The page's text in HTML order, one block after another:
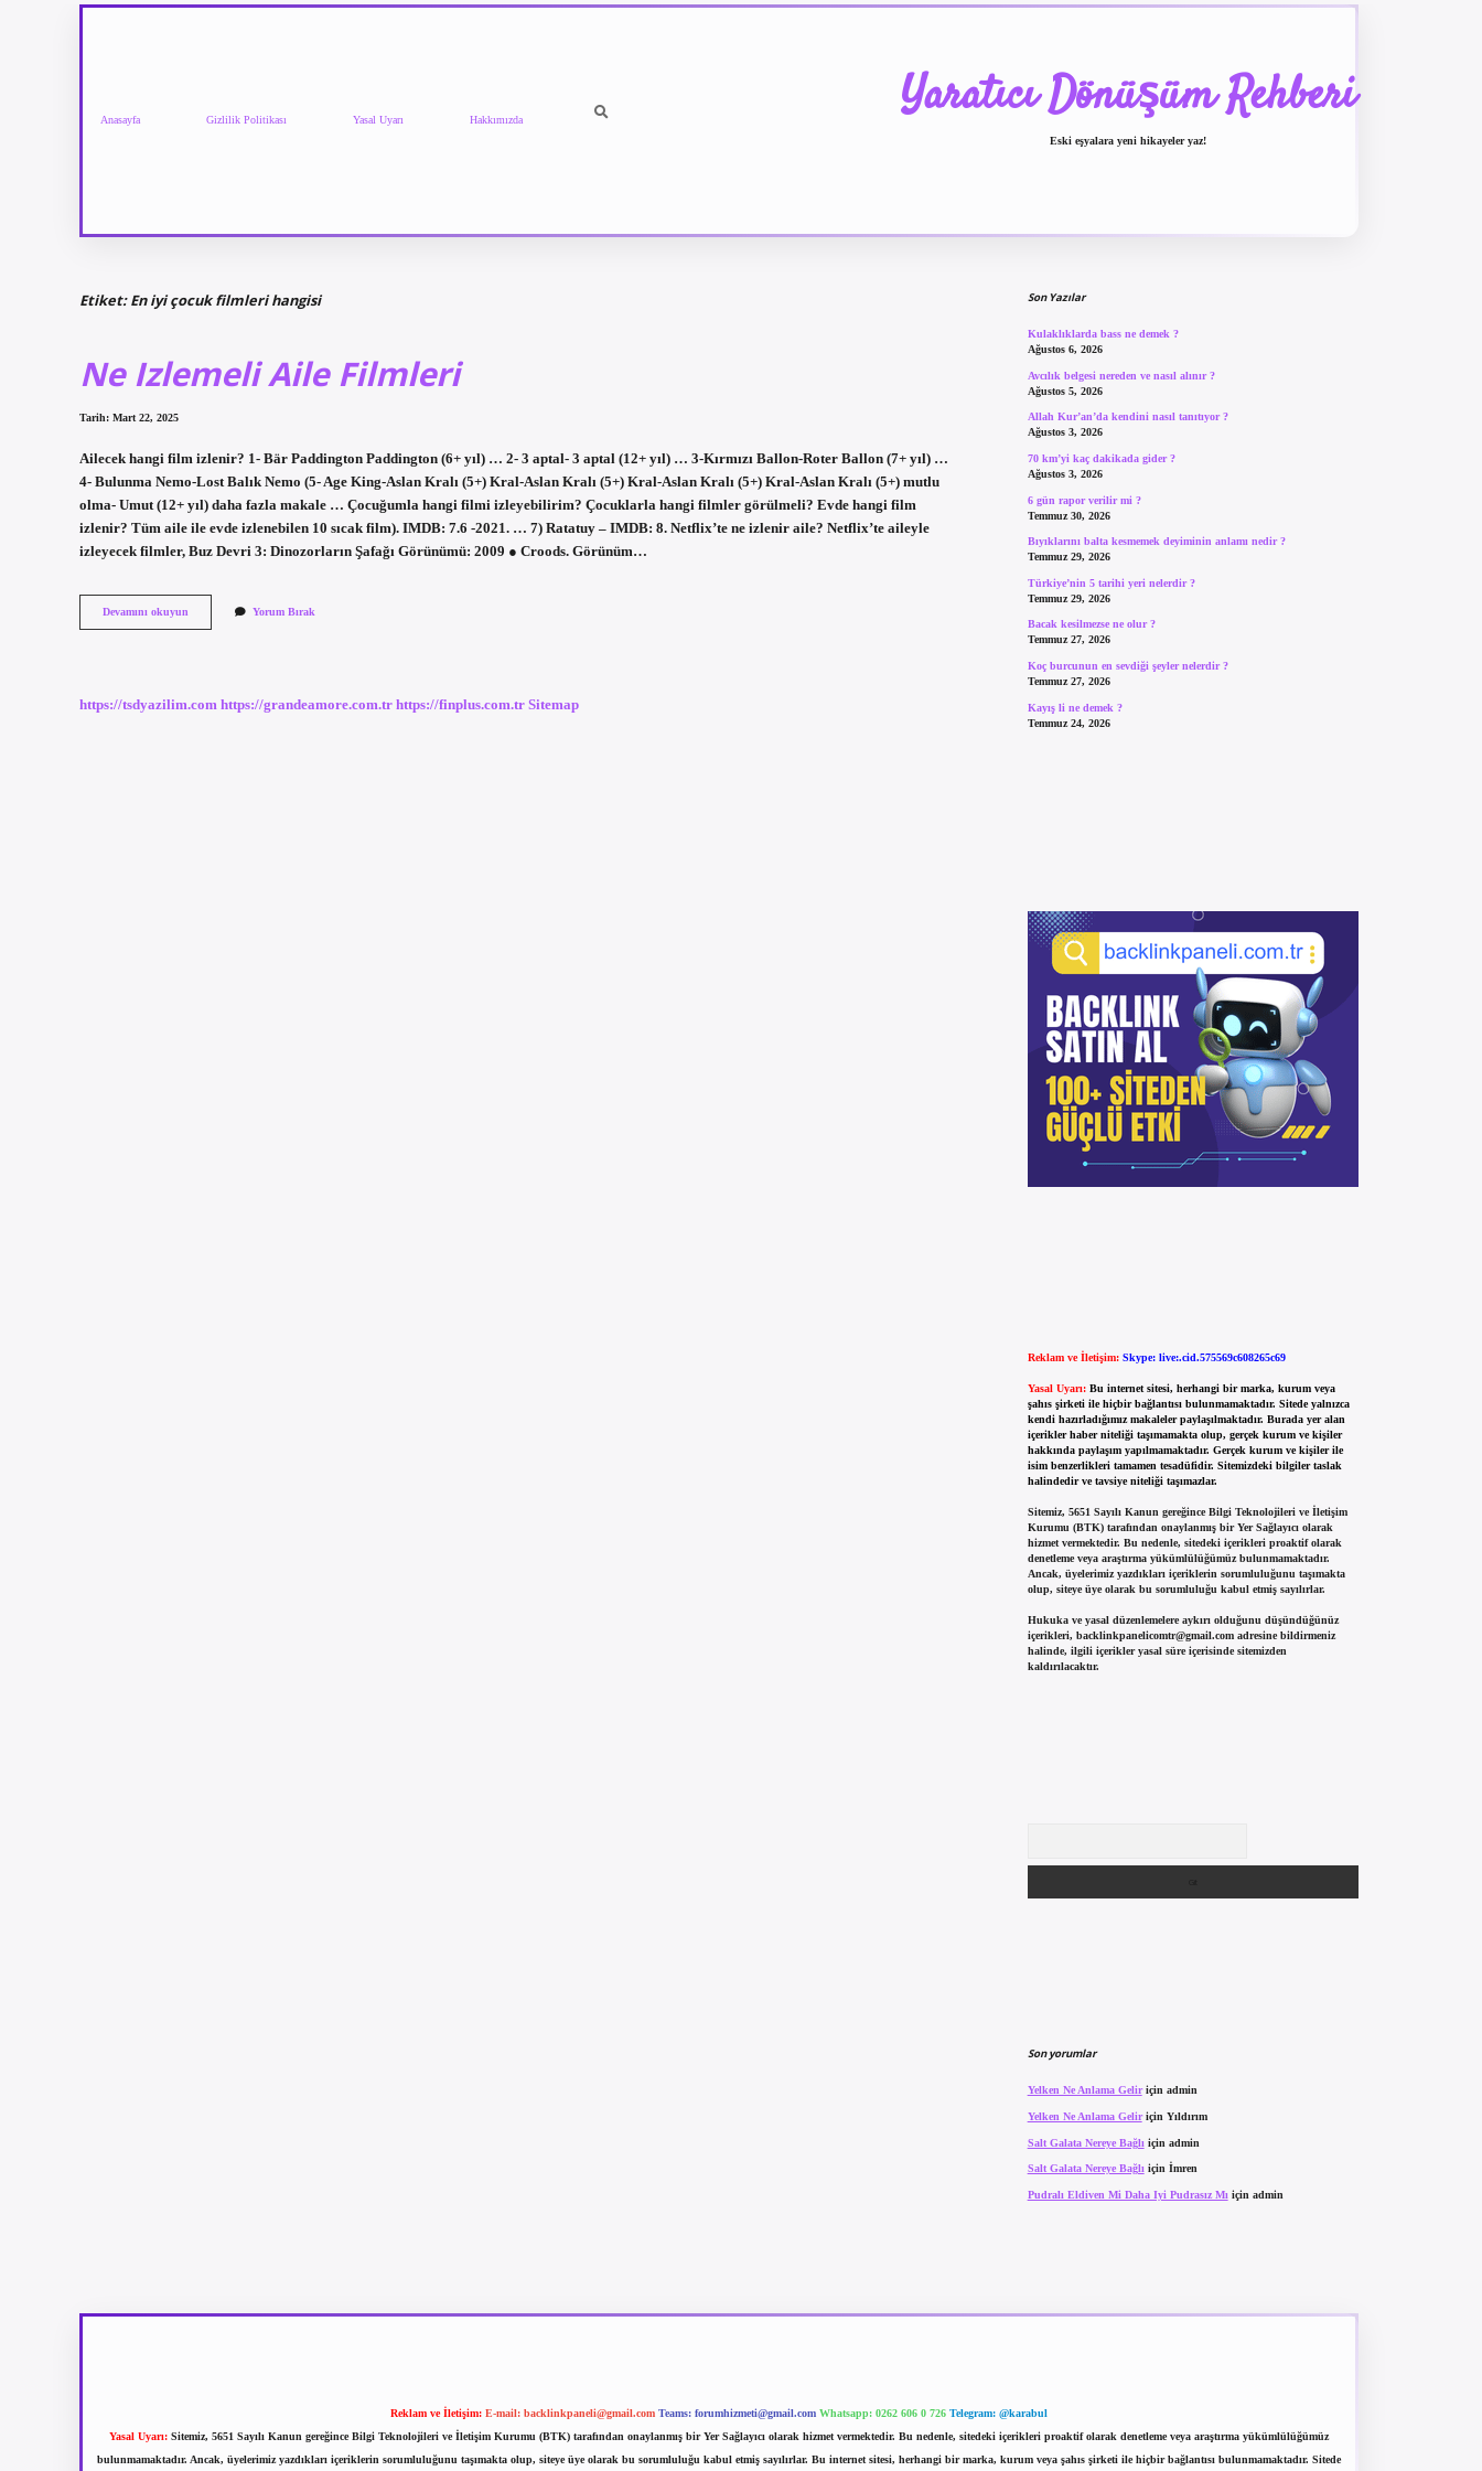
Anasayfa Gizlilik Politikası Yasal Uyarı Hakkımızda Yaratıcı Dönüşüm Rehberi
Eski eşyalara yeni hikayeler yaz!
Etiket:En iyi çocuk filmleri hangisi
Ne Izlemeli Aile Filmleri
Tarih: Mart 22, 2025
Ailecek hangi film izlenir? 1- Bär Paddington Paddington (6+ yıl) … 2- 3 aptal- 3 aptal (12+ yıl) … 3-Kırmızı Ballon-Roter Ballon (7+ yıl) …
4- Bulunma Nemo-Lost Balık Nemo (5- Age King-Aslan Kralı (5+) Kral-Aslan Kralı (5+) Kral-Aslan Kralı (5+) Kral-Aslan Kralı (5+) mutlu
olma- Umut (12+ yıl) daha fazla makale … Çocuğumla hangi filmi izleyebilirim? Çocuklarla hangi filmler görülmeli? Evde hangi film
izlenir? Tüm aile ile evde izlenebilen 10 sıcak film). IMDB: 7.6 -2021. … 7) Ratatuy – IMDB: 8. Netflix’te ne izlenir aile? Netflix’te aileyle
izleyecek filmler, Buz Devri 3: Dinozorların Şafağı Görünümü: 2009 ● Croods. Görünüm…
Devamını okuyun
Izlemeli
Yorum Bırak
https://tsdyazilim.com https://grandeamore.com.tr https://finplus.com.tr Sitemap
Son Yazılar
Kulaklıklarda bass ne demek ?
Ağustos 6, 2026
Avcılık belgesi nereden ve nasıl alınır ?
Ağustos 5, 2026
Allah Kur’an’da kendini nasıl tanıtıyor ?
Ağustos 3, 2026
70 km’yi kaç dakikada gider ?
Ağustos 3, 2026
6 gün rapor verilir mi ?
Temmuz 30, 2026
Bıyıklarını balta kesmemek deyiminin anlamı nedir ?
Temmuz 29, 2026
Türkiye’nin 5 tarihi yeri nelerdir ?
Temmuz 29, 2026
Bacak kesilmezse ne olur ?
Temmuz 27, 2026
Koç burcunun en sevdiği şeyler nelerdir ?
Temmuz 27, 2026
Kayış li ne demek ?
Temmuz 24, 2026
Reklam ve İletişim: Skype: live:.cid.575569c608265c69
Yasal Uyarı: Bu internet sitesi, herhangi bir marka, kurum veya
şahıs şirketi ile hiçbir bağlantısı bulunmamaktadır. Sitede yalnızca
kendi hazırladığımız makaleler paylaşılmaktadır. Burada yer alan
içerikler haber niteliği taşımamakta olup, gerçek kurum ve kişiler
hakkında paylaşım yapılmamaktadır. Gerçek kurum ve kişiler ile
isim benzerlikleri tamamen tesadüfidir. Sitemizdeki bilgiler taslak
halindedir ve tavsiye niteliği taşımazlar.
Sitemiz, 5651 Sayılı Kanun gereğince Bilgi Teknolojileri ve İletişim
Kurumu (BTK) tarafından onaylanmış bir Yer Sağlayıcı olarak
hizmet vermektedir. Bu nedenle, sitedeki içerikleri proaktif olarak
denetleme veya araştırma yükümlülüğümüz bulunmamaktadır.
Ancak, üyelerimiz yazdıkları içeriklerin sorumluluğunu taşımakta
olup, siteye üye olarak bu sorumluluğu kabul etmiş sayılırlar.
Hukuka ve yasal düzenlemelere aykırı olduğunu düşündüğünüz
içerikleri, backlinkpanelicomtr@gmail.comadresine bildirmeniz
halinde, ilgili içerikler yasal süre içerisinde sitemizden
kaldırılacaktır.
Son yorumlar
Yelken Ne Anlama Geliriçin admin
Yelken Ne Anlama Geliriçin Yıldırım
Salt Galata Nereye Bağlı için admin
Salt Galata Nereye Bağlı için İmren
Pudralı Eldiven Mi Daha Iyi Pudrasız Mı için admin
Reklam ve İletişim: E-mail: backlinkpaneli@gmail.com Teams: forumhizmeti@gmail.com Whatsapp: 0262 606 0 726 Telegram: @karabul
Yasal Uyarı: Sitemiz, 5651 Sayılı Kanun gereğince Bilgi Teknolojileri ve İletişim Kurumu (BTK) tarafından onaylanmış bir Yer Sağlayıcı olarak hizmet vermektedir. Bu nedenle, sitedeki içerikleri proaktif olarak denetleme veya araştırma yükümlülüğümüz
bulunmamaktadır. Ancak, üyelerimiz yazdıkları içeriklerin sorumluluğunu taşımakta olup, siteye üye olarak bu sorumluluğu kabul etmiş sayılırlar. Bu internet sitesi, herhangi bir marka, kurum veya şahıs şirketi ile hiçbir bağlantısı bulunmamaktadır. Sitede